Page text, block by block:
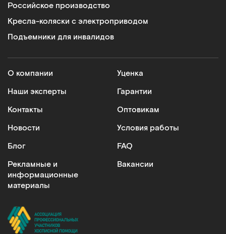
Российское производство
Кресла-коляски с электроприводом
Подъемники для инвалидов
О компании
Наши эксперты
Контакты
Новости
Блог
Рекламные и
информационные
материалы
Уценка
Гарантии
Оптовикам
Условия работы
FAQ
Вакансии